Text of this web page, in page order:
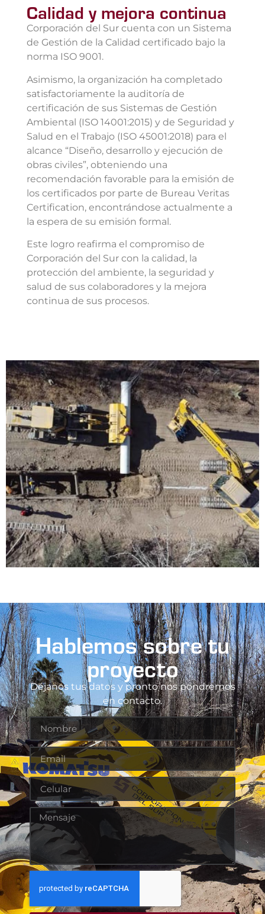
Calidad y mejora continua
Corporación del Sur cuenta con un Sistema
de Gestión de la Calidad certificado bajo la
norma ISO 9001.
Asimismo, la organización ha completado
satisfactoriamente la auditoría de
certificación de sus Sistemas de Gestión
Ambiental (ISO 14001:2015) y de Seguridad y
Salud en el Trabajo (ISO 45001:2018) para el
alcance “Diseño, desarrollo y ejecución de
obras civiles”, obteniendo una
recomendación favorable para la emisión de
los certificados por parte de Bureau Veritas
Certification, encontrándose actualmente a
la espera de su emisión formal.
Este logro reafirma el compromiso de
Corporación del Sur con la calidad, la
protección del ambiente, la seguridad y
salud de sus colaboradores y la mejora
continua de sus procesos.
Hablemos sobre tu
proyecto
Déjanos tus datos y pronto nos pondremos
en contacto.